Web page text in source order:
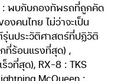
: พบกับกองทัพรถที่ถูกคัด
งคนไทย ไม่ว่าจะเป็น
นประวัติศาสตร์ที่ปฏิวัติ
ที่ร้อนแรงที่สุด) ,
วที่สุด), RX-8 : TKS